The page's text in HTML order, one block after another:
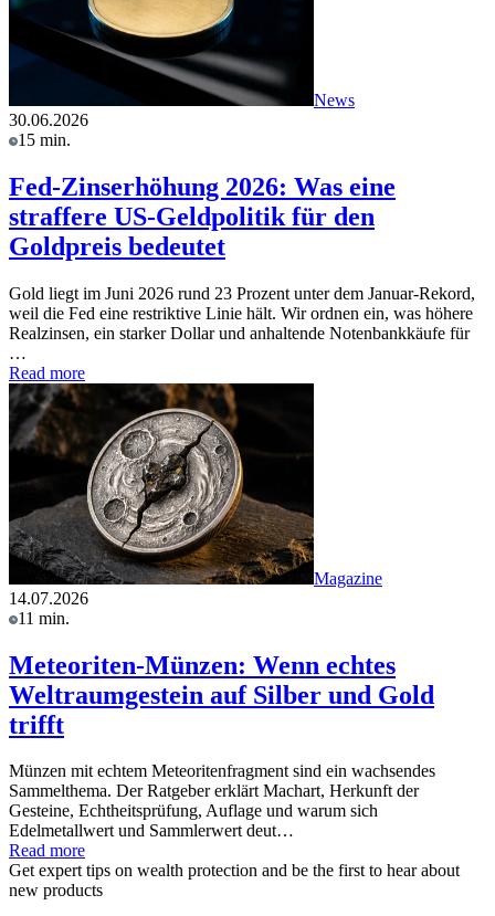
News
30.06.2026
15 min.
Fed-Zinserhöhung 2026: Was eine
straffere US-Geldpolitik für den
Goldpreis bedeutet
Gold liegt im Juni 2026 rund 23 Prozent unter dem Januar-Rekord,
weil die Fed eine restriktive Linie hält. Wir ordnen ein, was höhere
Realzinsen, ein starker Dollar und anhaltende Notenbankkäufe für
…
Read more
Magazine
14.07.2026
11 min.
Meteoriten-Münzen: Wenn echtes
Weltraumgestein auf Silber und Gold
trifft
Münzen mit echtem Meteoritenfragment sind ein wachsendes
Sammelthema. Der Ratgeber erklärt Machart, Herkunft der
Gesteine, Echtheitsprüfung, Auflage und warum sich
Edelmetallwert und Sammlerwert deut…
Read more
Get expert tips on wealth protection and be the first to hear about
new products